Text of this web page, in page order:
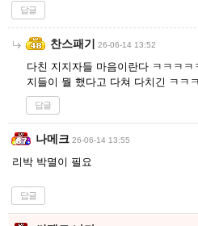
답글
찬스패기 26-06-14 13:52
다친 지지자들 마음이란다 ㅋㅋㅋㅋ
지들이 뭘 했다고 다쳐 다치긴 ㅋㅋ
답글
나메크 26-06-14 13:55
리박 박멸이 필요
답글